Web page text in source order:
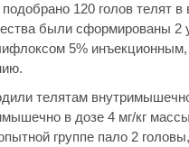
120 голов телят в
были сформированы
5%
телятам
в дозе 4 мг/кг
группе пало 2